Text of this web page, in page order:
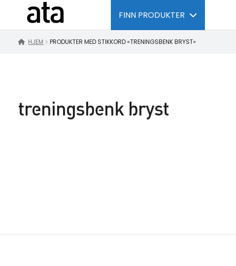
FINN PRODUKTER
HJEM PRODUKTER MED STIKKORD «TRENINGSBENK BRYST»
treningsbenk bryst